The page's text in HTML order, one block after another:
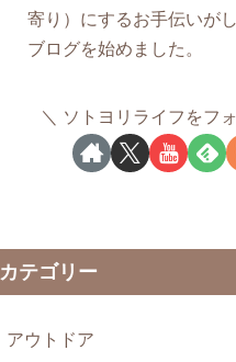
寄り）にするお手伝いが
ブログを始めました。
ソトヨリライフをフ
カテゴリー
アウトドア